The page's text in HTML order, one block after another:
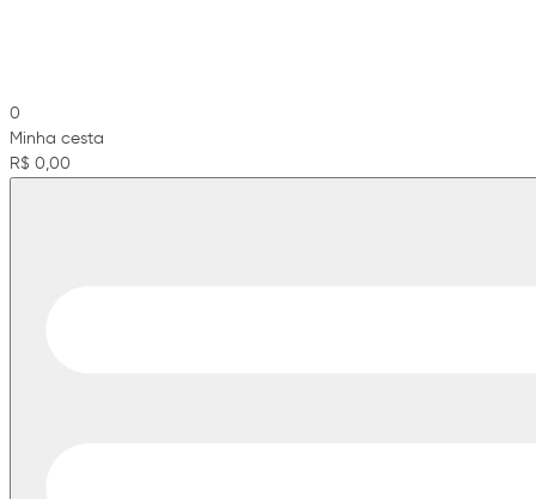
0
Minha cesta
R$ 0,00